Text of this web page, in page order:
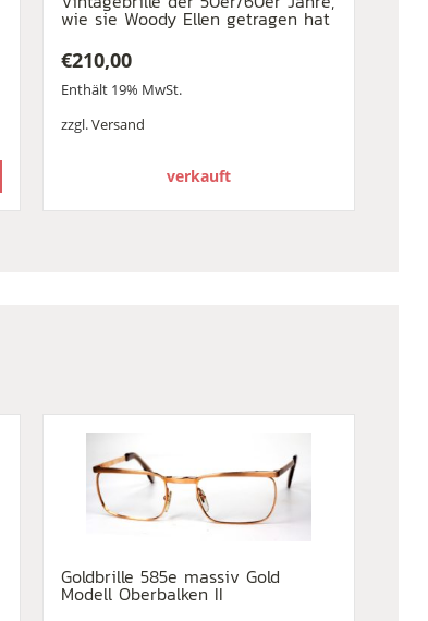
wie sie Woody Ellen getragen hat
€210,00
Enthält 19% MwSt.
zzgl.Versand
verkauft
Goldbrille 585e massiv Gold
Modell Oberbalken II